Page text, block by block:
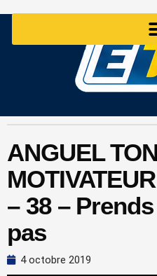
ANGUEL TON
– 38 –
pas
4 octobre 2019